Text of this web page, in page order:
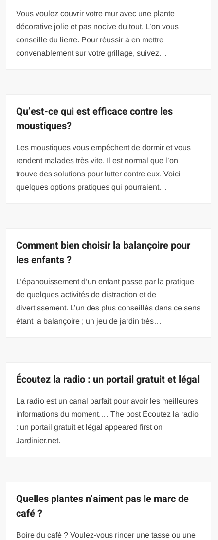
Vous voulez couvrir votre mur avec une plante
décorative jolie et pas nocive du tout. L’on vous
conseille du lierre. Pour réussir à en mettre
convenablement sur votre grillage, suivez…
Qu’est-ce qui est efficace contre les
moustiques?
Les moustiques vous empêchent de dormir et vous
rendent malades très vite. Il est normal que l’on
trouve des solutions pour lutter contre eux. Voici
quelques options pratiques qui pourraient…
Comment bien choisir la balançoire pour
les enfants ?
L’épanouissement d’un enfant passe par la pratique
de quelques activités de distraction et de
divertissement. L’un des plus conseillés dans ce sens
étant la balançoire ; un jeu de jardin très…
Écoutez la radio : un portail gratuit et légal
La radio est un canal parfait pour avoir les meilleures
informations du moment.… The post Écoutez la radio
: un portail gratuit et légal appeared first on
Jardinier.net.
Quelles plantes n’aiment pas le marc de
café ?
Boire du café ? Voulez-vous rincer une tasse ou une